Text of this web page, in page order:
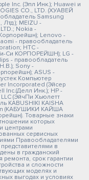
Inc. (Эпл Инк.); Huawei и
CO., LTD. (ХУАВЕЙ
Samsung
MEIZU -
Nokia -
Lenovo -
- правообладатель
HTC -
Си КОРПОРЕЙШН); LG -
- правообладатель
Sony -
ASUS -
Компьютер
Incorporated (Эйсер
Inc.(Делл Инк.); HP -
(ЭйчПи Хьюлетт
KABUSHIKI KAISHA
(КАБУШИКИ КАЙША
Товарные знаки
которых
центрами
сервисных
Правообладателями
в
в гражданский
срок гарантии
и сложности
моделях и
выгодах и условиях